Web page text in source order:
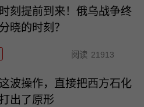
刻提前到来！俄乌战争终
晓的时刻？
阅读 21913
波操作，直接把西方石化
出了原形